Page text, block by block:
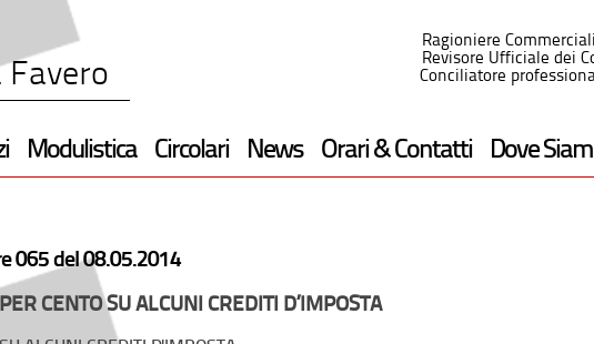
Favero
Ragioniere
Revisore Ufficiale dei
Conciliatore
Modulistica Circolari News Orari & Contatti Dove
065 del 08.05.2014
CENTO SU ALCUNI CREDITI D’IMPOSTA